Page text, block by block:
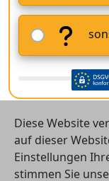
© 2026
Diese Website
auf dieser
Einstellungen
stimmen Sie